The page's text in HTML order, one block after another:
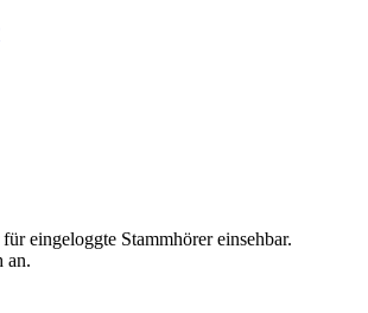
eingeloggte Stammhörer einsehbar.
an.